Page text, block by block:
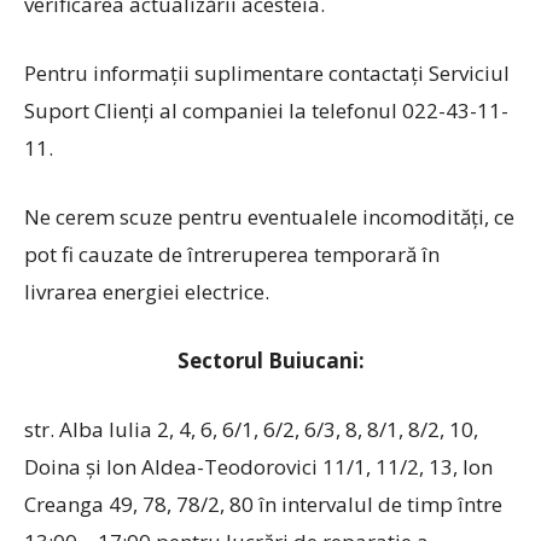
Pentru informații suplimentare contactați Serviciul
Suport Clienți al companiei la telefonul 022-43-11-
11.
Ne cerem scuze pentru eventualele incomodități, ce
pot fi cauzate de întreruperea temporară în
livrarea energiei electrice.
Sectorul Buiucani:
str. Alba Iulia 2, 4, 6, 6/1, 6/2, 6/3, 8, 8/1, 8/2, 10,
Doina și Ion Aldea-Teodorovici 11/1, 11/2, 13, Ion
Creanga 49, 78, 78/2, 80 în intervalul de timp între